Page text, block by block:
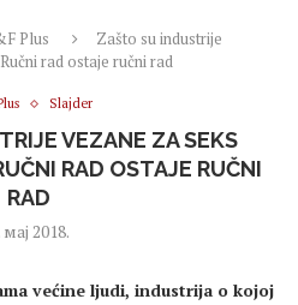
Plus
Zašto su industrije
rad ostaje ručni rad
Slajder
VEZANE ZA SEKS
RAD OSTAJE RUČNI
RAD
мај 2018.
većine ljudi, industrija o kojoj